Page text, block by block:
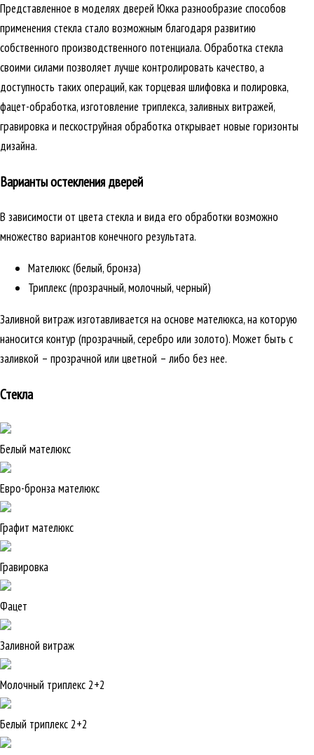
Представленное в моделях дверей Юкка разнообразие способов
применения стекла стало возможным благодаря развитию
собственного производственного потенциала. Обработка стекла
своими силами позволяет лучше контролировать качество, а
доступность таких операций, как торцевая шлифовка и полировка,
фацет-обработка, изготовление триплекса, заливных витражей,
гравировка и пескоструйная обработка открывает новые горизонты
дизайна.
Варианты остекления дверей
В зависимости от цвета стекла и вида его обработки возможно
множество вариантов конечного результата.
Мателюкс (белый, бронза)
Триплекс (прозрачный, молочный, черный)
Заливной витраж изготавливается на основе мателюкса, на которую
наносится контур (прозрачный, серебро или золото). Может быть с
заливкой – прозрачной или цветной – либо без нее.
Стекла
Белый мателюкс
Евро-бронза мателюкс
Графит мателюкс
Гравировка
Фацет
Заливной витраж
Молочный триплекс 2+2
Белый триплекс 2+2